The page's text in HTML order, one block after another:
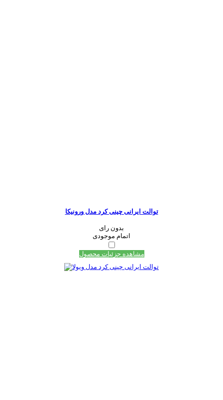
توالت ایرانی چینی کرد مدل ورونیکا
بدون رای
اتمام موجودی
مشاهده جزئیات محصول